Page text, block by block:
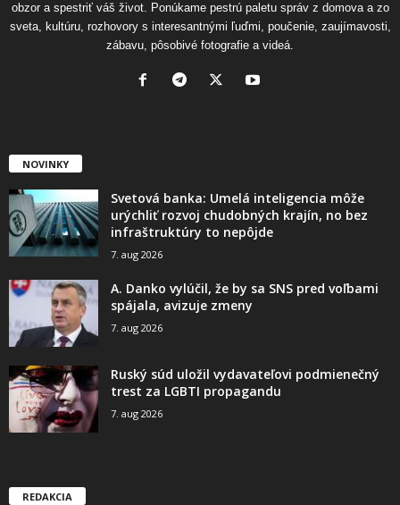
obzor a spestriť váš život. Ponúkame pestrú paletu správ z domova a zo
sveta, kultúru, rozhovory s interesantnými ľuďmi, poučenie, zaujímavosti,
zábavu, pôsobivé fotografie a videá.
NOVINKY
Svetová banka: Umelá inteligencia môže
urýchliť rozvoj chudobných krajín, no bez
infraštruktúry to nepôjde
7. aug 2026
A. Danko vylúčil, že by sa SNS pred voľbami
spájala, avizuje zmeny
7. aug 2026
Ruský súd uložil vydavateľovi podmienečný
trest za LGBTI propagandu
7. aug 2026
REDAKCIA